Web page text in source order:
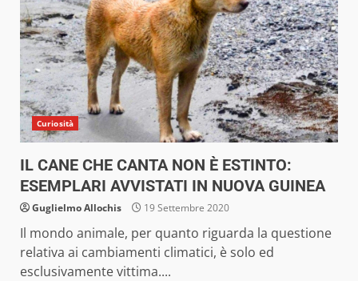
Curiosità
IL CANE CHE CANTA NON È ESTINTO:
ESEMPLARI AVVISTATI IN NUOVA GUINEA
Guglielmo Allochis 19 Settembre 2020
Il mondo animale, per quanto riguarda la questione
relativa ai cambiamenti climatici, è solo ed
esclusivamente vittima....